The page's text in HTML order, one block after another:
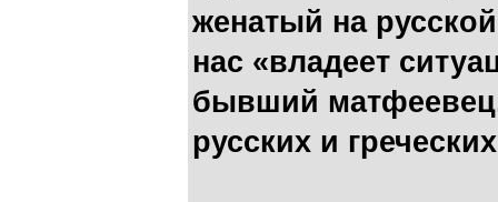
женатый на
нас «владеет
бывший
русских и